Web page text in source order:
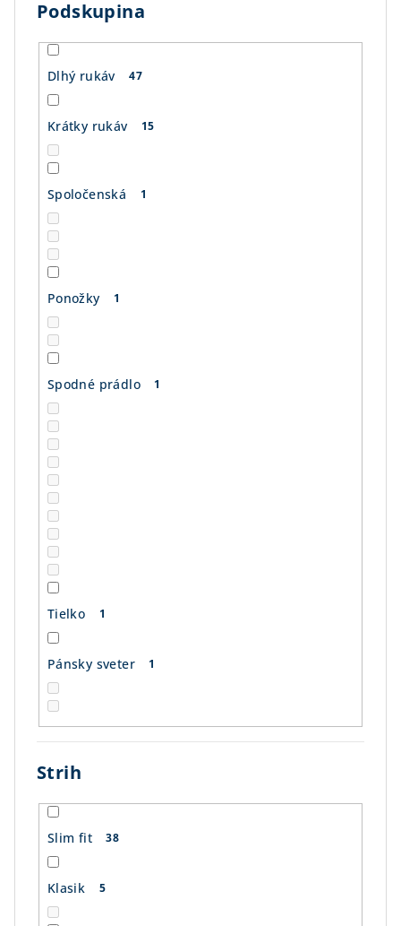
Podskupina
Dlhý rukáv 47
Krátky rukáv 15
Spoločenská 1
Ponožky 1
Spodné prádlo 1
Tielko 1
Pánsky sveter 1
Strih
Slim fit 38
Klasik 5